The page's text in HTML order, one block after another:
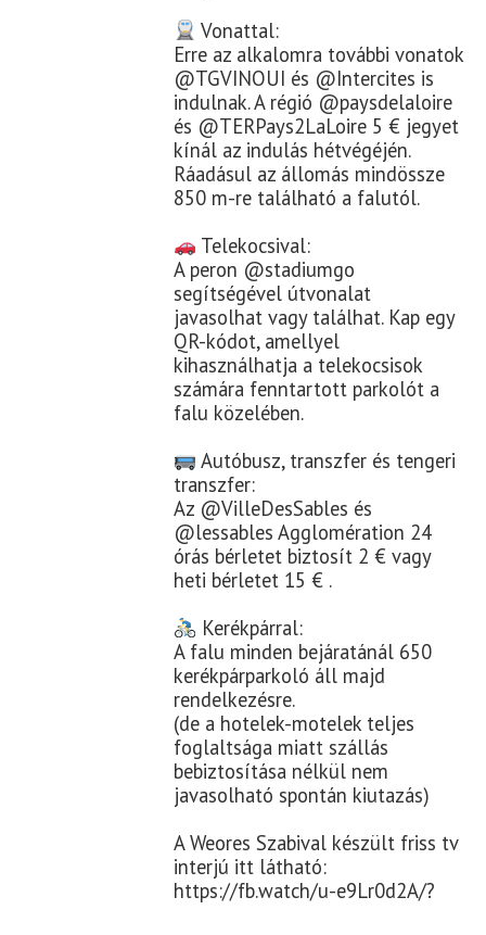
Vonattal:
Erre az alkalomra további vonatok
@TGVINOUI és @Intercites is
indulnak. A régió @paysdelaloire
és @TERPays2LaLoire 5 € jegyet
kínál az indulás hétvégéjén.
Ráadásul az állomás mindössze
850 m-re található a falutól.
Telekocsival:
A peron @stadiumgo
segítségével útvonalat
javasolhat vagy találhat. Kap egy
QR-kódot, amellyel
kihasználhatja a telekocsisok
számára fenntartott parkolót a
falu közelében.
Autóbusz, transzfer és tengeri
transzfer:
Az @VilleDesSables és
@lessables Agglomération 24
órás bérletet biztosít 2 € vagy
heti bérletet 15 € .
Kerékpárral:
A falu minden bejáratánál 650
kerékpárparkoló áll majd
rendelkezésre.
(de a hotelek-motelek teljes
foglaltsága miatt szállás
bebiztosítása nélkül nem
javasolható spontán kiutazás)
A Weores Szabival készült friss tv
interjú itt látható:
https://fb.watch/u-e9Lr0d2A/?